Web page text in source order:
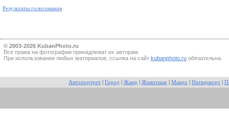
Результаты голосования
© 2003-2026 KubanPhoto.ru
Все прaва на фотографии принадлежат их авторам.
При использовании любых материалов, ссылка на сайт kubanphoto.ru обязательна.
Автопортрет Город Жанр Животные Макро Натюрморт